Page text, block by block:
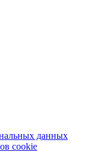
данных
cookie